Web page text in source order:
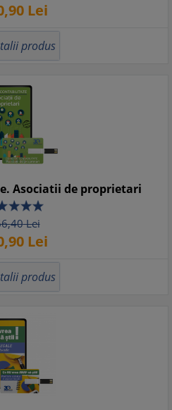
90Lei
produs
Asociatii de proprietari
40Lei
90Lei
produs